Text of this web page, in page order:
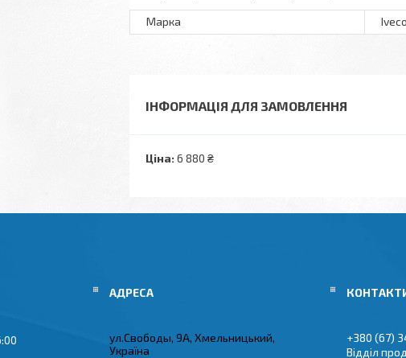
Марка Iveco
ІНФОРМАЦІЯ ДЛЯ ЗАМОВЛЕННЯ
Ціна: 6 880 ₴
ул.Свободы, 9А, Хмельницький,
Україна
+380 (67)
Відділ